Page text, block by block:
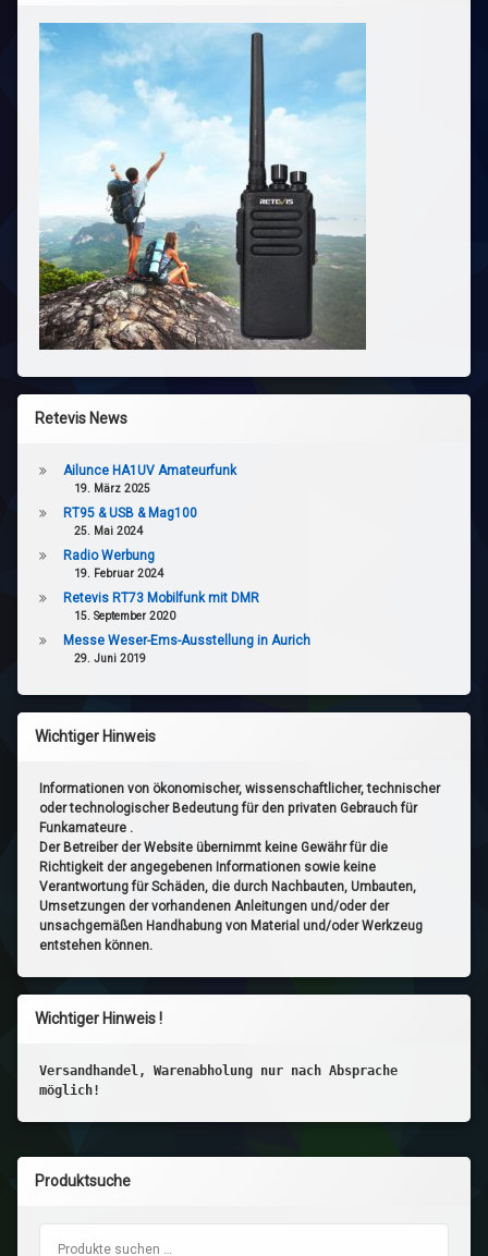
Retevis News
Ailunce HA1UV Amateurfunk
19. März 2025
RT95 & USB & Mag100
25. Mai 2024
Radio Werbung
19. Februar 2024
Retevis RT73 Mobilfunk mit DMR
15. September 2020
Messe Weser-Ems-Ausstellung in Aurich
29. Juni 2019
Wichtiger Hinweis
Informationen von ökonomischer, wissenschaftlicher, technischer
oder technologischer Bedeutung für den privaten Gebrauch für
Funkamateure .
Der Betreiber der Website übernimmt keine Gewähr für die
Richtigkeit der angegebenen Informationen sowie keine
Verantwortung für Schäden, die durch Nachbauten, Umbauten,
Umsetzungen der vorhandenen Anleitungen und/oder der
unsachgemäßen Handhabung von Material und/oder Werkzeug
entstehen können.
Wichtiger Hinweis !
Versandhandel, Warenabholung nur nach Absprache
möglich!
Produktsuche